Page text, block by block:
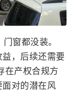
窗都没装。
，后续还需要
在产权合规方
对的潜在风